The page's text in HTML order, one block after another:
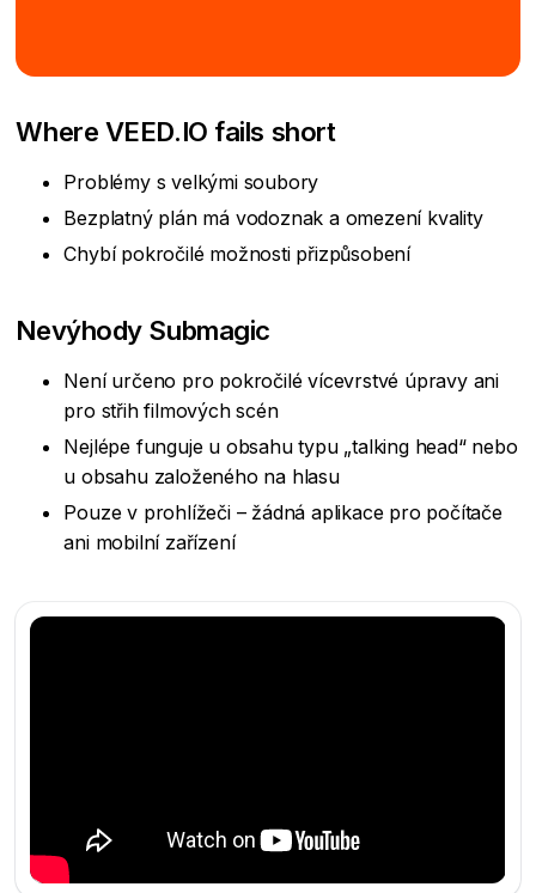
Where VEED.IO fails short
Problémy s velkými soubory
Bezplatný plán má vodoznak a omezení kvality
Chybí pokročilé možnosti přizpůsobení
Nevýhody Submagic
Není určeno pro pokročilé vícevrstvé úpravy ani
pro střih filmových scén
Nejlépe funguje u obsahu typu „talking head“ nebo
u obsahu založeného na hlasu
Pouze v prohlížeči – žádná aplikace pro počítače
ani mobilní zařízení